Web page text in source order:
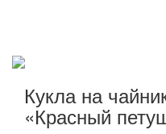
Кукла на
«Красный